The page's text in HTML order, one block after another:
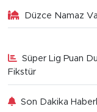
Düzce Namaz
Süper Lig Puan
Fikstür
Son Dakika